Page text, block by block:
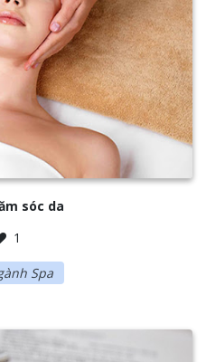
sóc da
1
Spa